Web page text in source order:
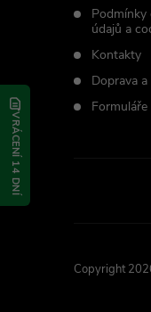
Podmínky
údajů a
Kontakty
Doprava
Copyright
VRÁCENÍ 14 DNÍ